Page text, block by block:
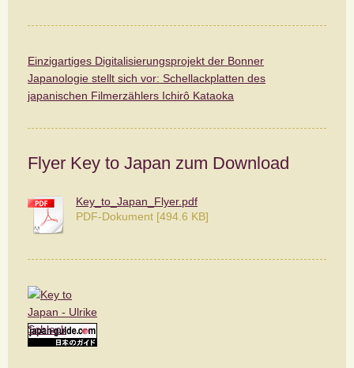
Einzigartiges Digitalisierungsprojekt der Bonner
Japanologie stellt sich vor: Schellackplatten des
japanischen Filmerzählers Ichirô Kataoka
Flyer Key to Japan zum Download
Key_to_Japan_Flyer.pdf
PDF-Dokument [494.6 KB]